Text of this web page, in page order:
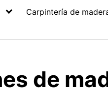
Carpintería de
de